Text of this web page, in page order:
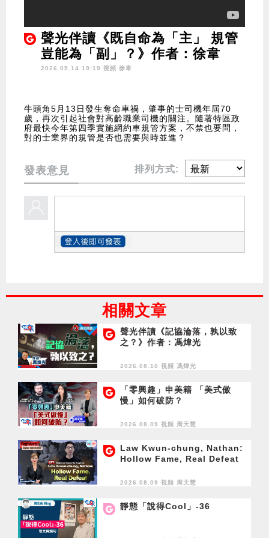
聲光伴讀《既自命為「主」 規管
豈能為「副」？》作者：徐韋
2026.05.14 19:19 視頻 徐韋
牛頭角5月13日發生奪命車禍，肇事的士司機年屆70
歲，再次引起社會對高齡職業司機的關注。隨著特區政
府最快今年第四季實施網約車規管方案，不禁也要問，
對的士業界的規管是否也需要與時並進？
發表意見 排列方式:
相關文章
聲光伴讀《記協淪落，孰以致
之？》作者：馮煒光
2026.08.10 視頻 馮煒光
「零興趣」申美籍 「美式傲
慢」如何破防？
2026.08.09 視頻 周天慧
Law Kwun-chung, Nathan:
Hollow Fame, Real Defeat
2026.08.09 視頻 周天慧
靜態「說得Cool」-36